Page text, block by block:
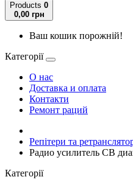
Products 0
0,00 грн
Ваш кошик порожній!
Категорії
О нас
Доставка и оплата
Контакти
Ремонт раций
Репітери та
Радио усилитель CB
Категорії